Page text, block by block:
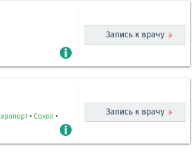
Запись к врачу
• Сокол •
Запись к врачу